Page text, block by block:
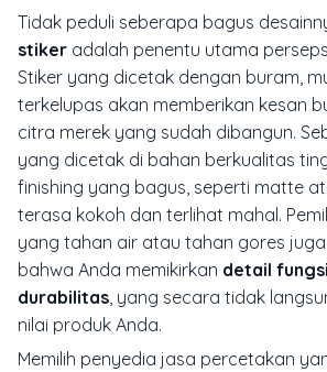
Tidak peduli seberapa bagus
stiker adalah penentu utama
Stiker yang dicetak dengan buram,
terkelupas akan memberikan kesan
citra merek yang sudah dibangun.
yang dicetak di bahan berkualitas
finishing yang bagus, seperti matte
terasa kokoh dan terlihat mahal.
yang tahan air atau tahan gores
bahwa Anda memikirkan detail
durabilitas , yang secara tidak
nilai produk Anda.
Memilih penyedia jasa percetakan